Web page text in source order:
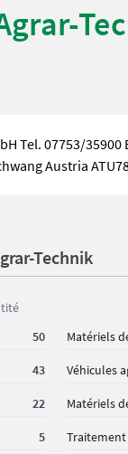
Tel. 07753/
Austria
Technik
50 Matériels
43 Véhicules
22 Matériels
5 Traitement